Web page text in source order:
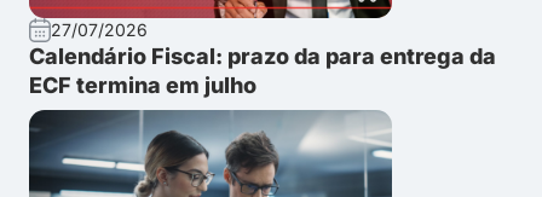
27/07/2026
Calendário Fiscal: prazo da para entrega da
ECF termina em julho